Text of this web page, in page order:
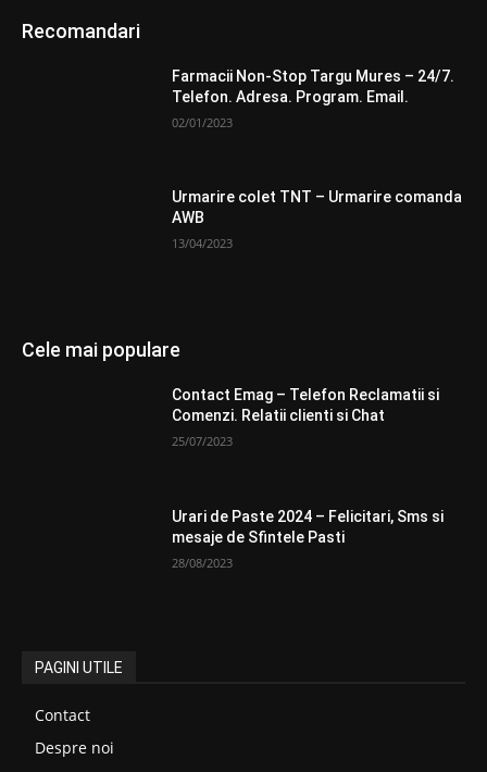
Recomandari
Farmacii Non-Stop Targu Mures – 24/7.
Telefon. Adresa. Program. Email.
02/01/2023
Urmarire colet TNT – Urmarire comanda
AWB
13/04/2023
Cele mai populare
Contact Emag – Telefon Reclamatii si
Comenzi. Relatii clienti si Chat
25/07/2023
Urari de Paste 2024 – Felicitari, Sms si
mesaje de Sfintele Pasti
28/08/2023
PAGINI UTILE
Contact
Despre noi